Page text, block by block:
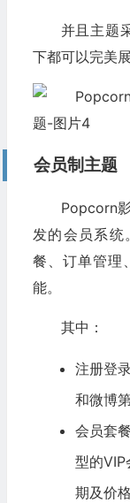
并且主题
下都可以完美
会员制主题
Popcorn
发的会员系统
餐、订单管理
能。
其中：
注册登
和微博
会员套
型的VIP
期及价格